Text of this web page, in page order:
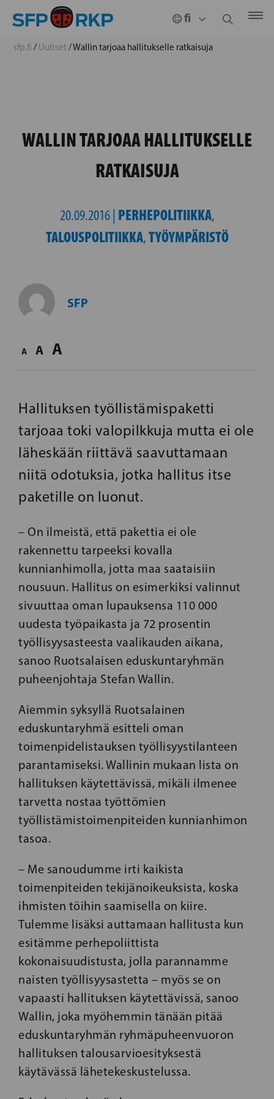
sfp.fi / Uutiset/Wallin tarjoaa hallitukselle ratkaisuja
WALLIN TARJOAA HALLITUKSELLE
RATKAISUJA
20.09.2016 | PERHEPOLITIIKKA,
TALOUSPOLITIIKKA,TYÖYMPÄRISTÖ
SFP
A A A
Hallituksen työllistämispaketti
tarjoaa toki valopilkkuja mutta ei ole
läheskään riittävä saavuttamaan
niitä odotuksia, jotka hallitus itse
paketille on luonut.
– On ilmeistä, että pakettia ei ole
rakennettu tarpeeksi kovalla
kunnianhimolla, jotta maa saataisiin
nousuun. Hallitus on esimerkiksi valinnut
sivuuttaa oman lupauksensa 110 000
uudesta työpaikasta ja 72 prosentin
työllisyysasteesta vaalikauden aikana,
sanoo Ruotsalaisen eduskuntaryhmän
puheenjohtaja Stefan Wallin.
Aiemmin syksyllä Ruotsalainen
eduskuntaryhmä esitteli oman
toimenpidelistauksen työllisyystilanteen
parantamiseksi. Wallinin mukaan lista on
hallituksen käytettävissä, mikäli ilmenee
tarvetta nostaa työttömien
työllistämistoimenpiteiden kunnianhimon
tasoa.
– Me sanoudumme irti kaikista
toimenpiteiden tekijänoikeuksista, koska
ihmisten töihin saamisella on kiire.
Tulemme lisäksi auttamaan hallitusta kun
esitämme perhepoliittista
kokonaisuudistusta, jolla parannamme
naisten työllisyysastetta – myös se on
vapaasti hallituksen käytettävissä, sanoo
Wallin, joka myöhemmin tänään pitää
eduskuntaryhmän ryhmäpuheenvuoron
hallituksen talousarvioesityksestä
käytävässä lähetekeskustelussa.